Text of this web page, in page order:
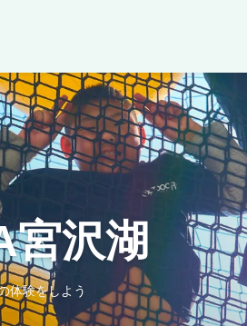
宮沢湖
体験をしよう